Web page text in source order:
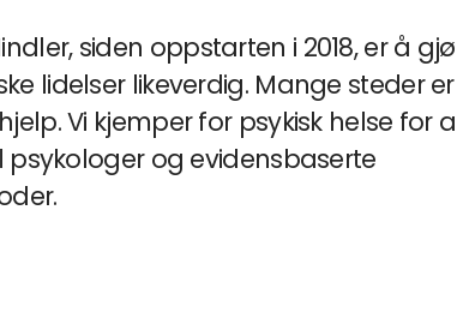
siden oppstarten i 2018, er å
lidelser likeverdig. Mange steder
Vi kjemper for psykisk helse for
psykologer og evidensbaserte